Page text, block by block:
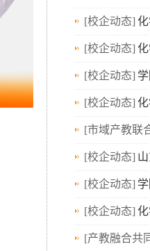
[校企动态]
[校企动态]
[校企动态]
[校企动态]
[市域产教联
[校企动态]
[校企动态]
[校企动态]
[产教融合共